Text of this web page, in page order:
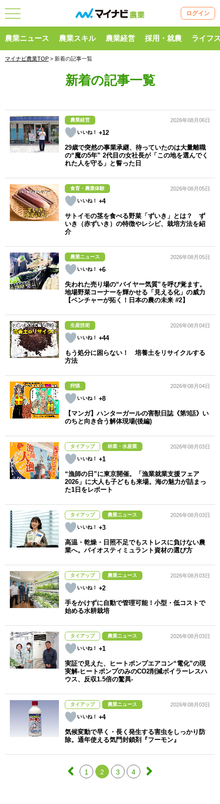
ログイン
農業ニュース 農業スキル 農業経営 採用・就農 ライフ
マイナビ農業TOP > 新着の記事一覧
新着の記事一覧
農業経営
+12
2026年08月06日
29歳で突然の事業承継、待っていたのは大量離職
の“魔の5年” 2代目の女社長が「この地を選んでく
れた人を守る」と誓った日
食育・農業体験
+4
2026年08月05日
サトイモの茎を食べる野菜「ずいき」とは？ ず
いき（赤ずいき）の特徴やレシピ、栽培方法を紹
介
農業ニュース
+6
2026年08月05日
失われた売り場の“バイヤー気質”を呼び覚ます。
地場野菜コーナーを輝かせる「見える化」の威力
【ベンチャーが拓く！日本の農の未来 #2】
生産技術
+44
2026年08月04日
もう処分に困らない！ 培養土をリサイクルする
方法
狩猟
+8
2026年08月04日
【マンガ】ハンターガールの害獣日誌《第9話》い
のちと向き合う解体現場(後編)
タイアップ 林業・水産業
+1
2026年08月03日
“漁師の日”に東京開催。「漁業就業支援フェア
2026」に大人も子どもも来場。海の魅力が詰まっ
た1日をレポート
タイアップ 農業ニュース
+3
2026年08月03日
高温・乾燥・日照不足でもストレスに負けない農
業へ。バイオスティミュラント資材の選び方
タイアップ 農業ニュース
+2
2026年08月03日
手をかけずに自動で管理可能！小型・低コストで
始める水耕栽培
タイアップ 農業ニュース
+1
2026年08月03日
実証で見えた、ヒートポンプエアコン“電化”の現
実解-ヒートポンプのみのCO2削減ボイラーレスハ
ウス、反収1.5倍の驚異-
タイアップ 農業ニュース
+4
2026年08月03日
気候変動で早く・長く発生する害虫をしっかり防
除。通年使える気門封鎖剤『フーモン』
1 2 3 4